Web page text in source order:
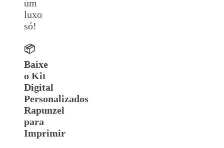
um
luxo
só!
📦
Baixe
o Kit
Digital
Personalizados
Rapunzel
para
Imprimir